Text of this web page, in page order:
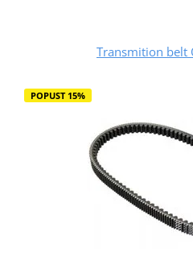
Transmition belt
POPUST 15%